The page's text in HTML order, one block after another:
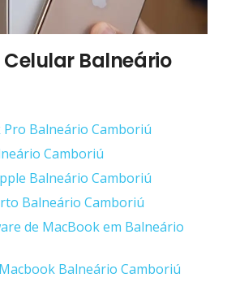
Balneário
Balneário Camboriú
Camboriú
Balneário Camboriú
Balneário Camboriú
de MacBook em Balneário
Balneário Camboriú